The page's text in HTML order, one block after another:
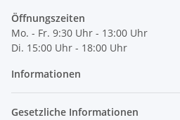
Öffnungszeiten
Mo. - Fr. 9:30 Uhr - 13:00 Uhr
Di. 15:00 Uhr - 18:00 Uhr
Informationen
Gesetzliche Informationen